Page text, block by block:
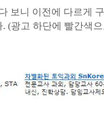
보니 이전에 다르게
(광고 하단에 빨간색